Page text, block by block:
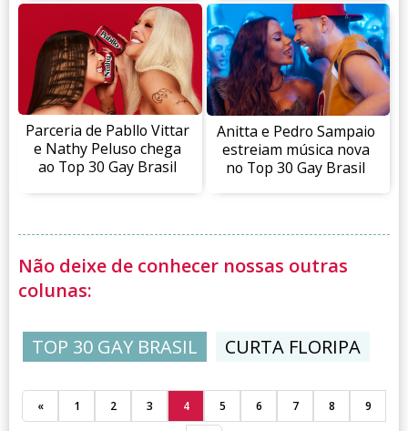
Parceria de Pabllo Vittar
e Nathy Peluso chega
ao Top 30 Gay Brasil
Anitta e Pedro Sampaio
estreiam música nova
no Top 30 Gay Brasil
« 1 2 3 4 5 6 7 8 9
Não deixe de conhecer nossas outras
colunas:
TOP 30 GAY BRASIL CURTA FLORIPA